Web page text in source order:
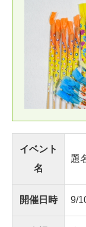
イベント
名
題
開催日時 9/